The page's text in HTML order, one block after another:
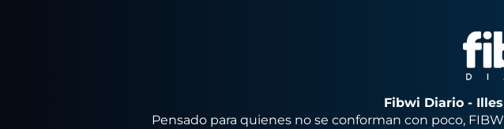
Fibwi Diario -
Pensado para quienes no se conforman con poco,